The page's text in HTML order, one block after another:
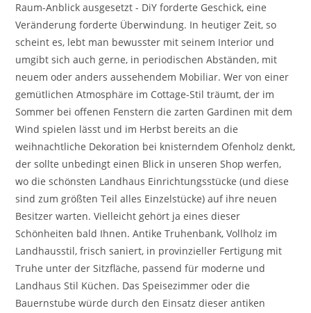
Raum-Anblick ausgesetzt - DiY forderte Geschick, eine
Veränderung forderte Überwindung. In heutiger Zeit, so
scheint es, lebt man bewusster mit seinem Interior und
umgibt sich auch gerne, in periodischen Abständen, mit
neuem oder anders aussehendem Mobiliar. Wer von einer
gemütlichen Atmosphäre im Cottage-Stil träumt, der im
Sommer bei offenen Fenstern die zarten Gardinen mit dem
Wind spielen lässt und im Herbst bereits an die
weihnachtliche Dekoration bei knisterndem Ofenholz denkt,
der sollte unbedingt einen Blick in unseren Shop werfen,
wo die schönsten Landhaus Einrichtungsstücke (und diese
sind zum größten Teil alles Einzelstücke) auf ihre neuen
Besitzer warten. Vielleicht gehört ja eines dieser
Schönheiten bald Ihnen. Antike Truhenbank, Vollholz im
Landhausstil, frisch saniert, in provinzieller Fertigung mit
Truhe unter der Sitzfläche, passend für moderne und
Landhaus Stil Küchen. Das Speisezimmer oder die
Bauernstube würde durch den Einsatz dieser antiken